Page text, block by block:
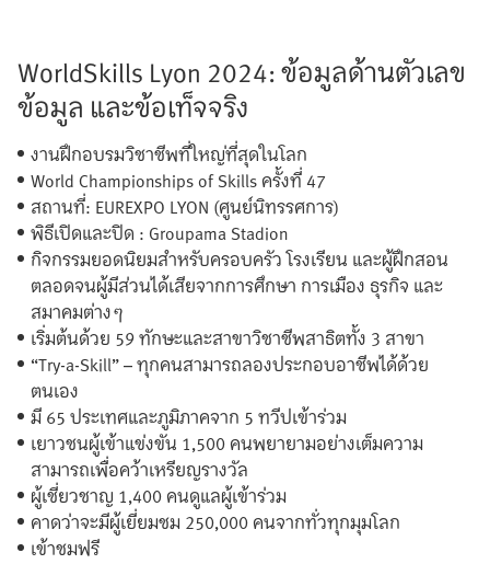
WorldSkills Lyon 2024: ข้อมูลด้านตัวเลข
ข้อมูล และข้อเท็จจริง
งานฝึกอบรมวิชาชีพที่ใหญ่ที่สุดในโลก
World Championships of Skills ครั้งที่ 47
สถานที่: EUREXPO LYON (ศูนย์นิทรรศการ)
พิธีเปิดและปิด : Groupama Stadion
กิจกรรมยอดนิยมสำหรับครอบครัว โรงเรียน และผู้ฝึกสอน
ตลอดจนผู้มีส่วนได้เสียจากการศึกษา การเมือง ธุรกิจ และ
สมาคมต่างๆ
เริ่มต้นด้วย 59 ทักษะและสาขาวิชาชีพสาธิตทั้ง 3 สาขา
“Try-a-Skill” – ทุกคนสามารถลองประกอบอาชีพได้ด้วย
ตนเอง
มี 65 ประเทศและภูมิภาคจาก 5 ทวีปเข้าร่วม
เยาวชนผู้เข้าแข่งขัน 1,500 คนพยายามอย่างเต็มความ
สามารถเพื่อคว้าเหรียญรางวัล
ผู้เชี่ยวชาญ 1,400 คนดูแลผู้เข้าร่วม
คาดว่าจะมีผู้เยี่ยมชม 250,000 คนจากทั่วทุกมุมโลก
เข้าชมฟรี